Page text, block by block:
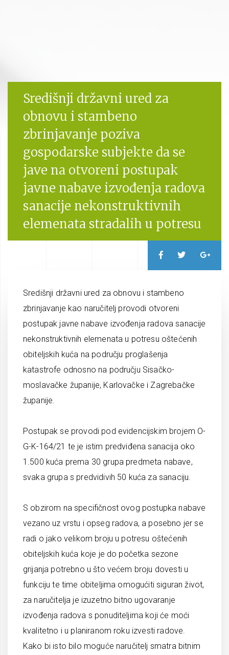
Središnji državni ured za
obnovu i stambeno
zbrinjavanje poziva
gospodarske subjekte da se
jave na otvoreni postupak
javne nabave izvođenja radova
sanacije nekonstruktivnih
elemenata stradalih u potresu
Središnji državni ured za obnovu i stambeno
zbrinjavanje kao naručitelj provodi otvoreni
postupak javne nabave izvođenja radova sanacije
nekonstruktivnih elemenata u potresu oštećenih
obiteljskih kuća na području proglašenja
katastrofe odnosno na području Sisačko-
moslavačke županije, Karlovačke i Zagrebačke
županije.
Postupak se provodi pod evidencijskim brojem O-
G-K-164/21 te je istim predviđena sanacija oko
1.500 kuća prema 30 grupa predmeta nabave,
svaka grupa s predvidivih 50 kuća za sanaciju.
S obzirom na specifičnost ovog postupka nabave
vezano uz vrstu i opseg radova, a posebno jer se
radi o jako velikom broju u potresu oštećenih
obiteljskih kuća koje je do početka sezone
grijanja potrebno u što većem broju dovesti u
funkciju te time obiteljima omogućiti siguran život,
za naručitelja je izuzetno bitno ugovaranje
izvođenja radova s ponuditeljima koji će moći
kvalitetno i u planiranom roku izvesti radove.
Kako bi isto bilo moguće naručitelj smatra bitnim